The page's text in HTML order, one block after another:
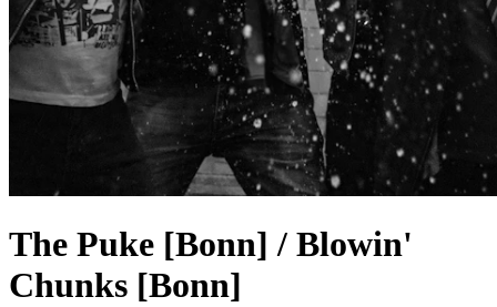
The Puke [Bonn] / Blowin'
Chunks [Bonn]